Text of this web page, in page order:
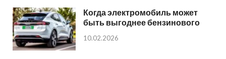
Когда электромобиль может
быть выгоднее бензинового
10.02.2026